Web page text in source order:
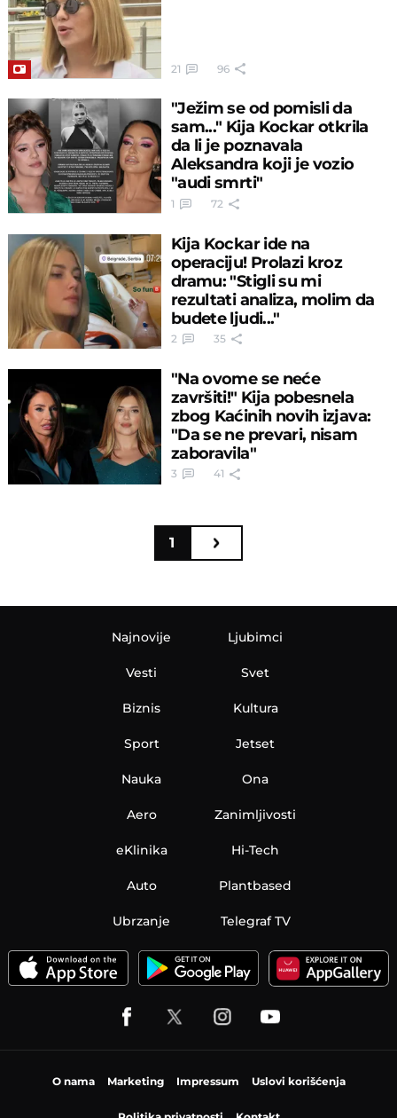
21 96
"Ježim se od pomisli da
sam..." Kija Kockar otkrila
da li je poznavala
Aleksandra koji je vozio
"audi smrti"
1 72
Kija Kockar ide na
operaciju! Prolazi kroz
dramu: "Stigli su mi
rezultati analiza, molim da
budete ljudi..."
2 35
"Na ovome se neće
završiti!" Kija pobesnela
zbog Kaćinih novih izjava:
"Da se ne prevari, nisam
zaboravila"
3 41
1
Najnovije
Vesti
Biznis
Sport
Nauka
Aero
Ljubimci
Svet
Kultura
Jetset
Ona
Zanimljivosti
eKlinika Hi-Tech
Auto Plantbased
Ubrzanje Telegraf TV
O nama Marketing Impressum Uslovi korišćenja